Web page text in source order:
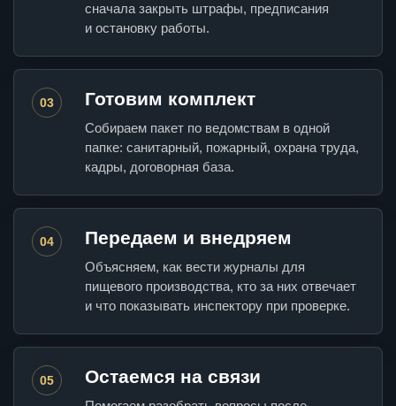
сначала закрыть штрафы, предписания
и остановку работы.
03 Готовим комплект
Собираем пакет по ведомствам в одной
папке: санитарный, пожарный, охрана труда,
кадры, договорная база.
04 Передаем и внедряем
Объясняем, как вести журналы для
пищевого производства, кто за них отвечает
и что показывать инспектору при проверке.
05 Остаемся на связи